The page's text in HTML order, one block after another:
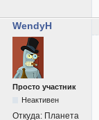
WendyH
Просто участник
Неактивен
Откуда: Планета